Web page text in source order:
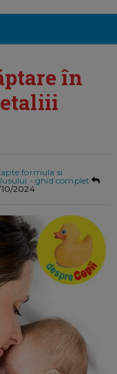
în
formula si
- ghid complet
10/2024